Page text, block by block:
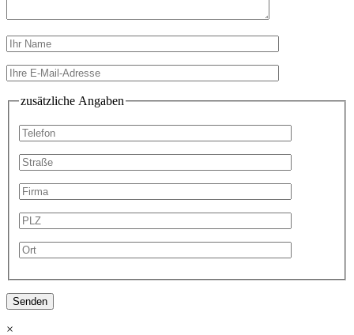
zusätzliche Angaben
×